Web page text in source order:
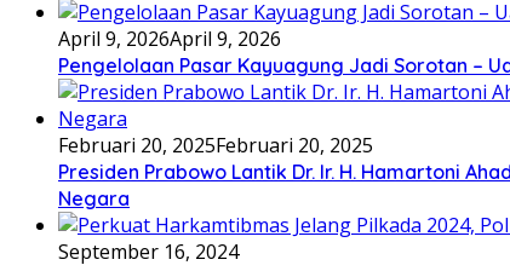
April 9, 2026April 9, 2026
Pengelolaan Pasar Kayuagung Jadi Sorotan –
Februari 20, 2025Februari 20, 2025
Presiden Prabowo Lantik Dr. Ir. H. Hamartoni
Negara
September 16, 2024